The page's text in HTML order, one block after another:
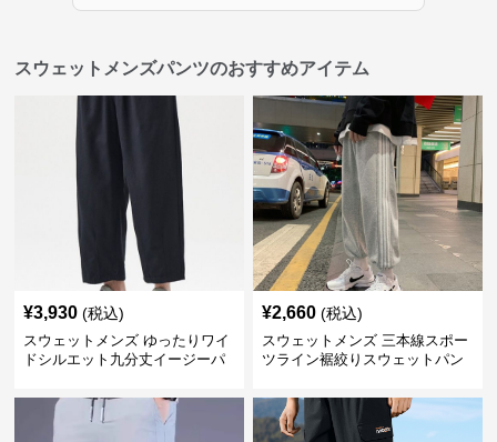
スウェットメンズパンツのおすすめアイテム
¥3,930 (税込)
スウェットメンズ ゆったりワイ
ドシルエット九分丈イージーパ
¥2,660 (税込)
スウェットメンズ 三本線スポー
ツライン裾絞りスウェットパン